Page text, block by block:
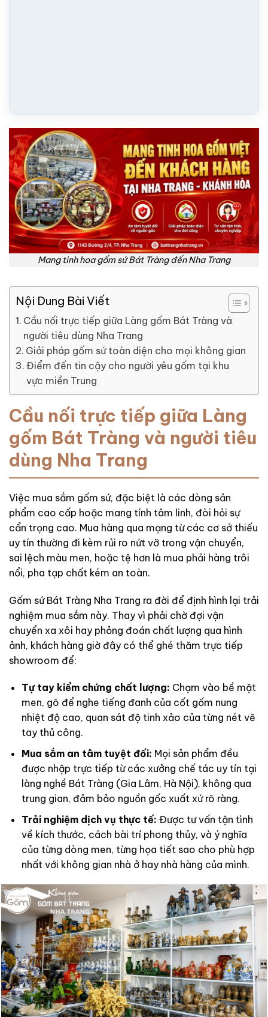
Mang tinh hoa gốm sứ Bát Tràng đến Nha Trang
Nội Dung Bài Viết
Cầu nối trực tiếp giữa Làng gốm Bát Tràng và
người tiêu dùng Nha Trang
Giải pháp gốm sứ toàn diện cho mọi không gian
Điểm đến tin cậy cho người yêu gốm tại khu
vực miền Trung
Cầu nối trực tiếp giữa Làng
gốm Bát Tràng và người tiêu
dùng Nha Trang
Việc mua sắm gốm sứ, đặc biệt là các dòng sản
phẩm cao cấp hoặc mang tính tâm linh, đòi hỏi sự
cẩn trọng cao. Mua hàng qua mạng từ các cơ sở thiếu
uy tín thường đi kèm rủi ro nứt vỡ trong vận chuyển,
sai lệch màu men, hoặc tệ hơn là mua phải hàng trôi
nổi, pha tạp chất kém an toàn.
Gốm sứ Bát Tràng Nha Trang ra đời để định hình lại trải
nghiệm mua sắm này. Thay vì phải chờ đợi vận
chuyển xa xôi hay phỏng đoán chất lượng qua hình
ảnh, khách hàng giờ đây có thể ghé thăm trực tiếp
showroom để:
Tự tay kiểm chứng chất lượng: Chạm vào bề mặt
men, gõ để nghe tiếng đanh của cốt gốm nung
nhiệt độ cao, quan sát độ tinh xảo của từng nét vẽ
tay thủ công.
Mua sắm an tâm tuyệt đối: Mọi sản phẩm đều
được nhập trực tiếp từ các xưởng chế tác uy tín tại
làng nghề Bát Tràng (Gia Lâm, Hà Nội), không qua
trung gian, đảm bảo nguồn gốc xuất xứ rõ ràng.
Trải nghiệm dịch vụ thực tế: Được tư vấn tận tình
về kích thước, cách bài trí phong thủy, và ý nghĩa
của từng dòng men, từng họa tiết sao cho phù hợp
nhất với không gian nhà ở hay nhà hàng của mình.